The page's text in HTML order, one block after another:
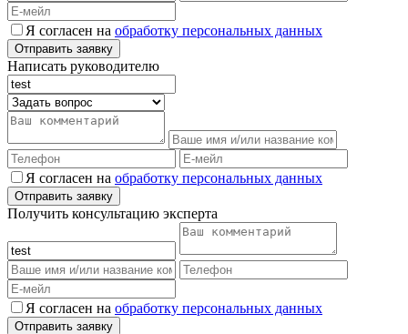
Я согласен на обработку персональных данных
Написать руководителю
Я согласен на обработку персональных данных
Получить консультацию эксперта
Я согласен на обработку персональных данных